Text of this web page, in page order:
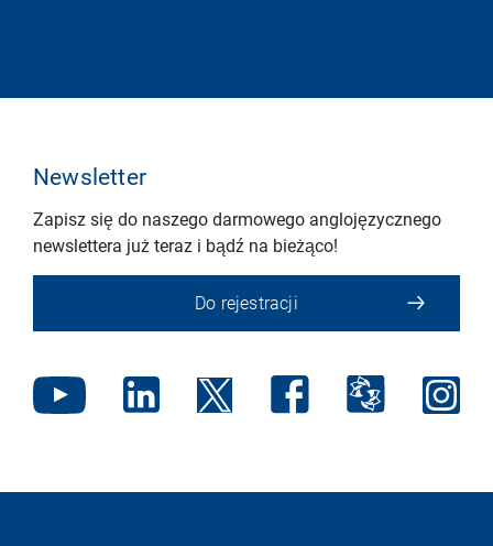
Newsletter
Zapisz się do naszego darmowego anglojęzycznego
newslettera już teraz i bądź na bieżąco!
Do rejestracji